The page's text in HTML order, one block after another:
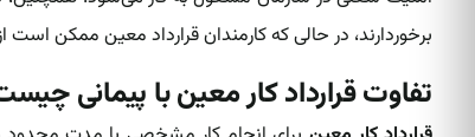
برخوردارند، در حالی که کارمندان قرارداد معین ممکن است
تفاوت قرارداد کار معین با پیمانی